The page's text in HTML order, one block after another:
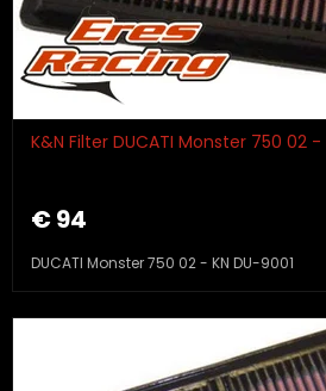
K&N Filter DUCATI Monster 750 02 -
€ 94
DUCATI Monster 750 02 - KN DU-9001